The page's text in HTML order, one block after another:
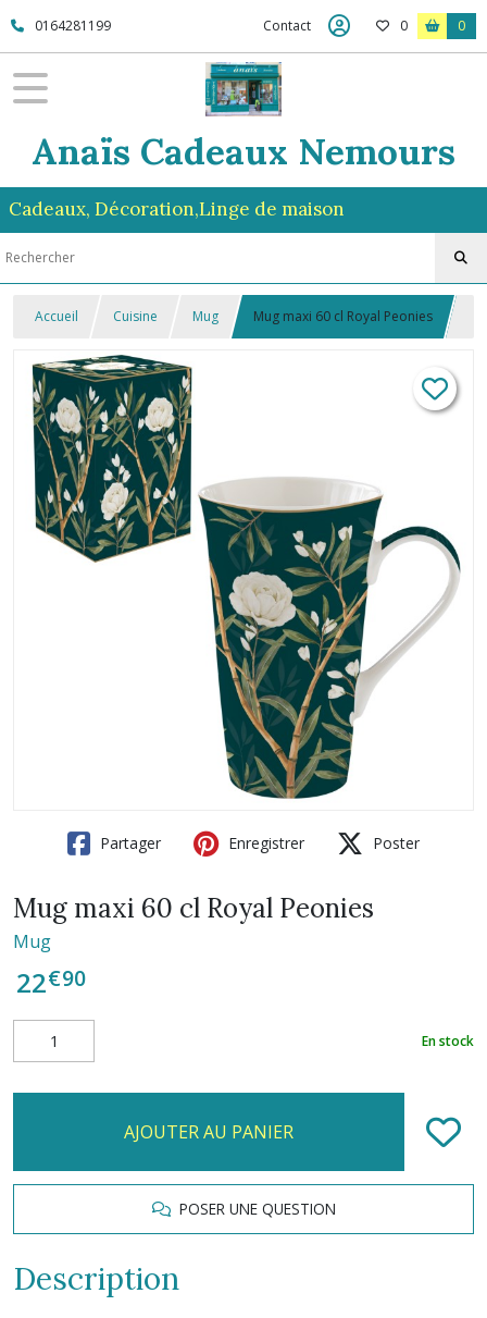
0164281199 Contact 0 0
Anaïs Cadeaux Nemours
Cadeaux, Décoration,Linge de maison
Accueil Cuisine Mug Mug maxi 60 cl Royal Peonies
Partager Enregistrer Poster
Mug maxi 60 cl Royal Peonies
Mug
22€90
En stock
AJOUTER AU PANIER
POSER UNE QUESTION
Description